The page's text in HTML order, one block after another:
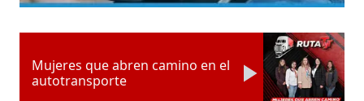
Mujeres que abren camino en el
autotransporte